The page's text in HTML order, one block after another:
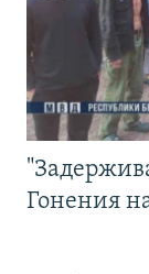
Гонения